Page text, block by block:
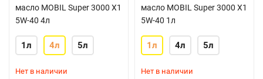
масло MOBIL Super 3000 X1
5W-40 4л
1л 4л 5л
Нет в наличии
масло MOBIL Super 3000 X1
5W-40 1л
1л 4л 5л
Нет в наличии